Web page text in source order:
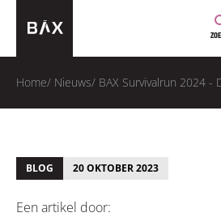
Home/ Nieuws/ BAX Survivalrun 2024 -
BLOG 20 OKTOBER 2023
Een artikel door: